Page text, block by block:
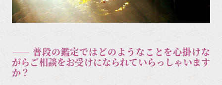
―― 普段の鑑定ではどのようなことを心掛けな
がらご相談をお受けになられていらっしゃいます
か？